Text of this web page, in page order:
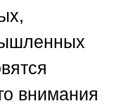
внимания